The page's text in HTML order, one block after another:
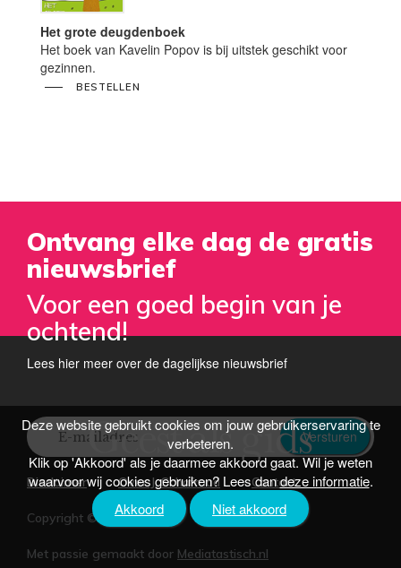
Het grote deugdenboek
Het boek van Kavelin Popov is bij uitstek geschikt voor
gezinnen.
BESTELLEN
Ontvang elke dag de gratis
nieuwsbrief
Voor een goed begin van je
ochtend!
Lees hier meer over de dagelijkse nieuwsbrief
Versturen
Disclaimer Over J. Schafraad Contact
Copyright © 2026 |
Met passie gemaakt door Mediatastisch.nl
Deze website gebruikt cookies om jouw gebruikerservaring te
verbeteren.
Klik op 'Akkoord' als je daarmee akkoord gaat. Wil je weten
waarvoor wij cookies gebruiken? Lees dandeze informatie.
Akkoord
Niet akkoord